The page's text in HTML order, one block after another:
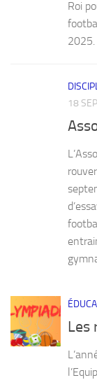
Roi
2025.
18
Les